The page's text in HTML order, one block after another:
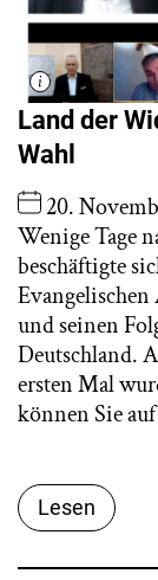
Land der
Wahl
20.
Wenige Tage
beschäftigte
und seinen
Deutschland.
ersten Mal
können Sie
Lesen